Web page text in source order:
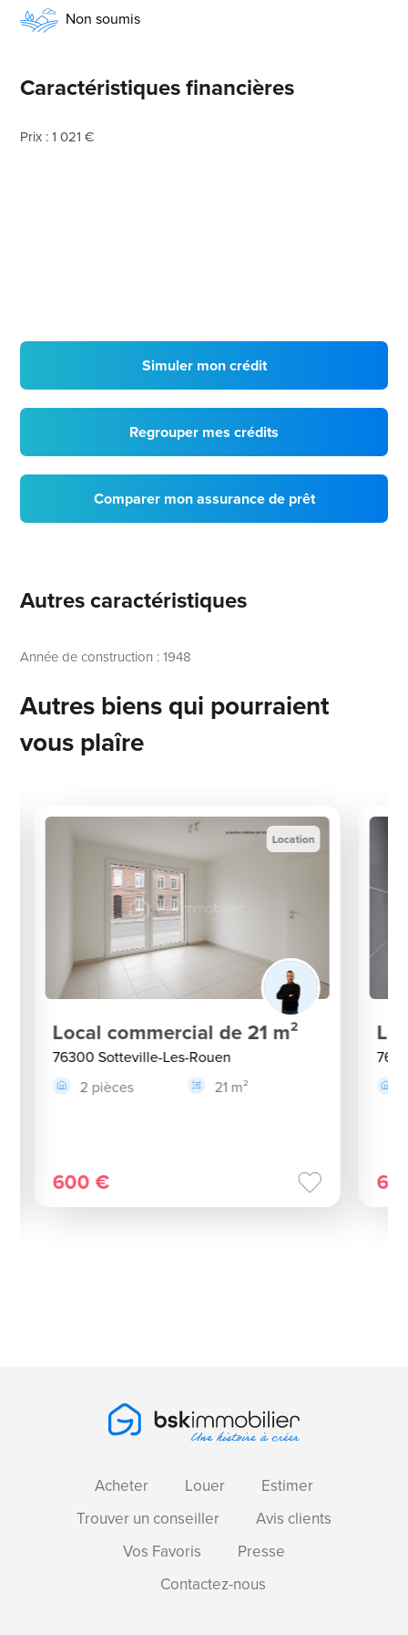
Non soumis
Caractéristiques financières
Prix : 1 021 €
Simuler mon crédit
Regrouper mes crédits
Comparer mon assurance de prêt
Autres caractéristiques
Année de construction : 1948
Autres biens qui pourraient
vous plaîre
Location
Local commercial de 21 m²
76300 Sotteville-Les-Rouen
2 pièces
21 m²
600 €
Acheter Louer
Estimer
Trouver un conseiller
Avis clients
Vos Favoris
Presse
Contactez-nous